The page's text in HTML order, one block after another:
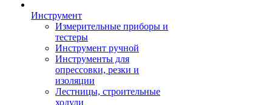
Инструмент
Измерительные приборы и
тестеры
Инструмент ручной
Инструменты для
опрессовки, резки и
изоляции
Лестницы, строительные
ходули